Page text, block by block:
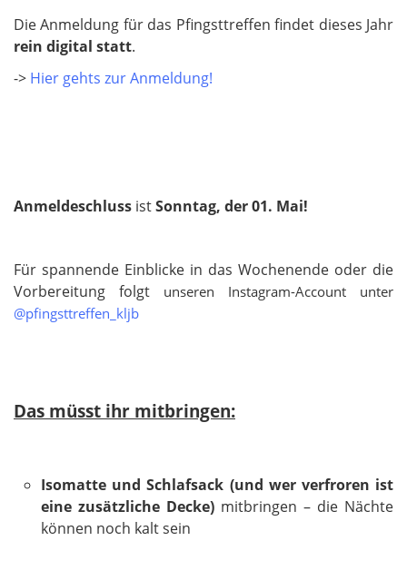
Die Anmeldung für das Pfingsttreffen findet dieses Jahr
rein digital statt.
-> Hier gehts zur Anmeldung!
Anmeldeschluss istSonntag, der 01. Mai!
Für spannende Einblicke in das Wochenende oder die
Vorbereitung folgt unseren Instagram-Account unter
@pfingsttreffen_kljb
Das müsst ihr mitbringen:
Isomatte und Schlafsack (und wer verfroren ist
eine zusätzliche Decke) mitbringen – die Nächte
können noch kalt sein